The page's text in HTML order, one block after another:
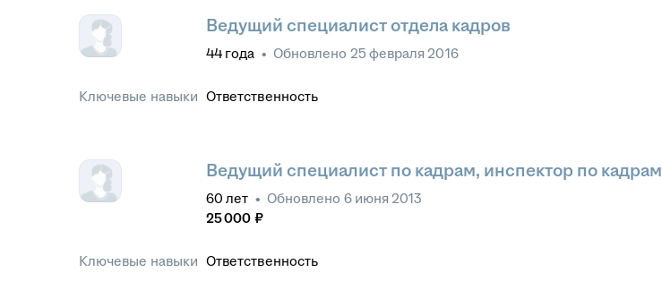
Ведущий специалист отдела кадров
44 года • Обновлено 25 февраля 2016
Ключевые навыки Ответственность
Ведущий специалист по кадрам, инспектор по кадрам
60 лет • Обновлено 6 июня 2013
25 000 ₽
Ключевые навыки Ответственность